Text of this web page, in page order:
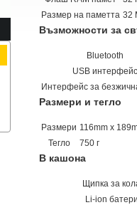
Размер на паметта 32
Възможности за
Bluetooth
USB интерфейс
Интерфейс за
Размери и тегло
Размери 116mm x
Тегло
750 г
В кашона
Щипка за
Li-ion